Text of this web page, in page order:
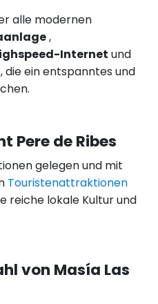
alle modernen
,
Internet und
, die ein entspanntes und
Pere de Ribes
gelegen und mit
Touristenattraktionen
reiche lokale Kultur und
von Masía Las